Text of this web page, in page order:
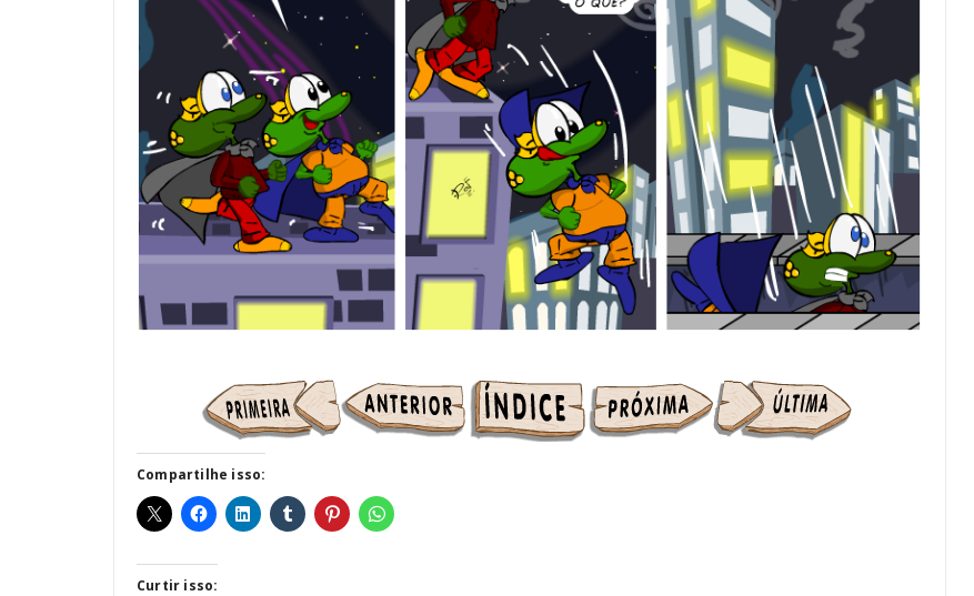
Compartilhe isso:
Curtir isso: